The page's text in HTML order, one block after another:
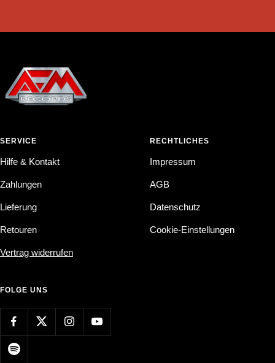
SERVICE
Hilfe & Kontakt
Zahlungen
Lieferung
Retouren
Vertrag widerrufen
RECHTLICHES
Impressum
AGB
Datenschutz
Cookie-Einstellungen
FOLGE UNS